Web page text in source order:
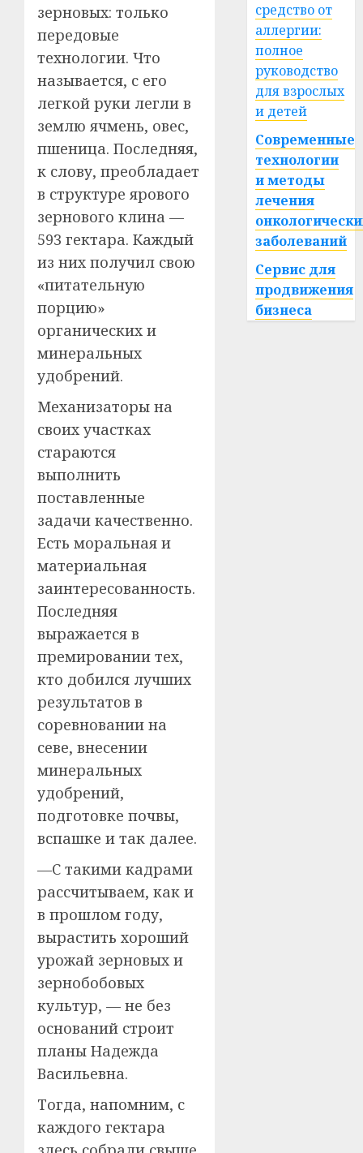
зерновых: только
передовые
технологии. Что
называется, с его
легкой руки легли в
землю ячмень, овес,
пшеница. Последняя,
к слову, преобладает
в структуре ярового
зернового клина —
593 гектара. Каждый
из них получил свою
«питательную
порцию»
органических и
минеральных
удобрений.
Механизаторы на
своих участках
стараются
выполнить
поставленные
задачи качественно.
Есть моральная и
материальная
заинтересованность.
Последняя
выражается в
премировании тех,
кто добился лучших
результатов в
соревновании на
севе, внесении
минеральных
удобрений,
подготовке почвы,
вспашке и так далее.
—С такими кадрами
рассчитываем, как и
в прошлом году,
вырастить хороший
урожай зерновых и
зернобобовых
культур, — не без
оснований строит
планы Надежда
Васильевна.
Тогда, напомним, с
каждого гектара
средство от
аллергии:
полное
руководство
для взрослых
и детей
Современные
технологии
и методы
лечения
заболеваний
Сервис для
продвижения
бизнеса